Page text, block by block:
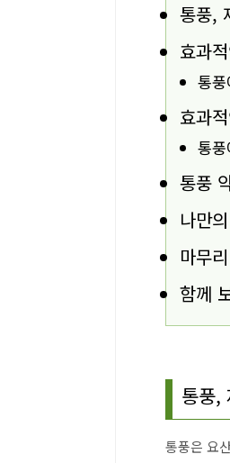
통풍,
효과
통
효과
통
통풍
나만
마무리
함께
통풍,
통풍은 요